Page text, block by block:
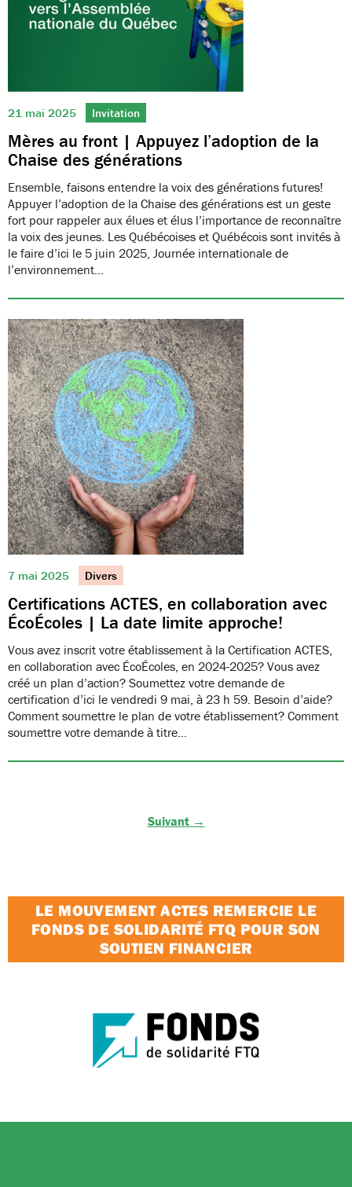
21 mai 2025 Invitation
Mères au front | Appuyez l’adoption de la
Chaise des générations
Ensemble, faisons entendre la voix des générations futures!
Appuyer l’adoption de la Chaise des générations est un geste
fort pour rappeler aux élues et élus l’importance de reconnaître
la voix des jeunes. Les Québécoises et Québécois sont invités à
le faire d’ici le 5 juin 2025, Journée internationale de
l’environnement…
7 mai 2025 Divers
Certifications ACTES, en collaboration avec
ÉcoÉcoles | La date limite approche!
Vous avez inscrit votre établissement à la Certification ACTES,
en collaboration avec ÉcoÉcoles, en 2024-2025? Vous avez
créé un plan d’action? Soumettez votre demande de
certification d’ici le vendredi 9 mai, à 23 h 59. Besoin d’aide?
Comment soumettre le plan de votre établissement? Comment
soumettre votre demande à titre…
Suivant →
LE MOUVEMENT ACTES REMERCIE LE
FONDS DE SOLIDARITÉ FTQ POUR SON
SOUTIEN FINANCIER